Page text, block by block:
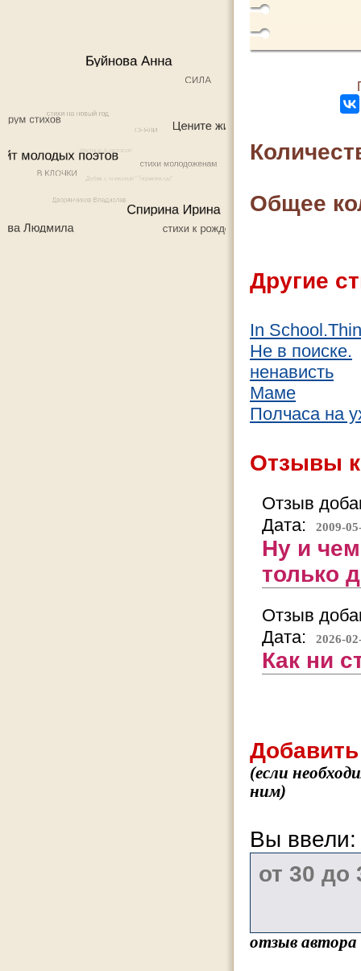
Общее
Другие
In
Не в поиске.
ненависть
Маме
Полчаса на
Отзывы
Отзыв
Дата:
2009-
Ну и
только
Отзыв
Дата:
2026-
Как ни
(если
ним)
Вы
отзыв